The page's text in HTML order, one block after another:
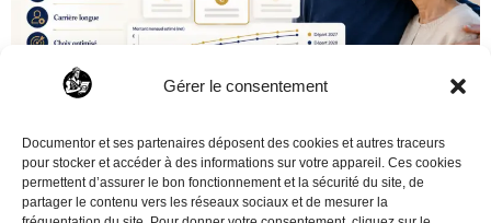
Gérer le consentement
Documentor et ses partenaires déposent des cookies et autres traceurs
pour stocker et accéder à des informations sur votre appareil. Ces cookies
permettent d’assurer le bon fonctionnement et la sécurité du site, de
partager le contenu vers les réseaux sociaux et de mesurer la
La réforme des retraites de 2023 est suspendue jusqu’en
2028. Générations 1964 à 1968 : nouvel âge légal,
trimestres requis, carrières longues… Documentor fait le
point.